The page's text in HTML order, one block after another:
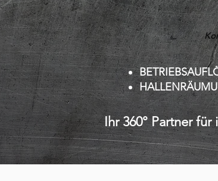
Ihr 360° Partner